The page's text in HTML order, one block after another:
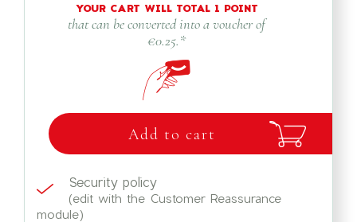
YOUR CART WILL TOTAL 1 POINT
that can be converted into a voucher of
€0.25.*
Add to cart
Security policy
(edit with the Customer Reassurance
module)